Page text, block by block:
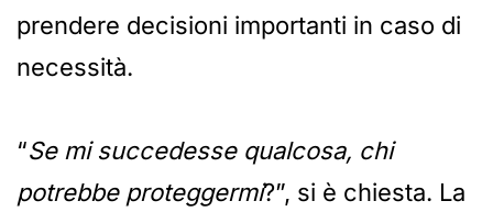
prendere decisioni importanti in caso di
necessità.
“Se mi succedesse qualcosa, chi
potrebbe proteggermi?”, si è chiesta. La